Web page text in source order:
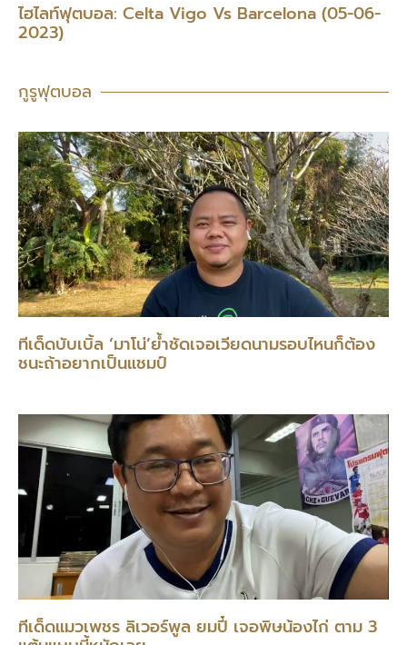
ไฮไลท์ฟุตบอล: Celta Vigo Vs Barcelona (05-06-
2023)
กูรูฟุตบอล
ทีเด็ดบับเบิ้ล ‘มาโน่’ย้ำชัดเจอเวียดนามรอบไหนก็ต้อง
ชนะถ้าอยากเป็นแชมป์
ทีเด็ดแมวเพชร ลิเวอร์พูล ยมปี๋ เจอพิษน้องไก่ ตาม 3